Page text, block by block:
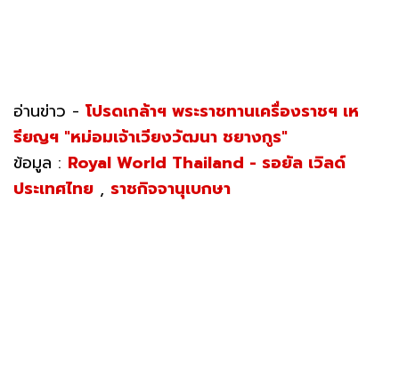
อ่านข่าว - โปรดเกล้าฯ พระราชทานเครื่องราชฯ เห
รียญฯ "หม่อมเจ้าเวียงวัฒนา ชยางกูร"
ข้อมูล : Royal World Thailand - รอยัล เวิลด์
ประเทศไทย , ราชกิจจานุเบกษา